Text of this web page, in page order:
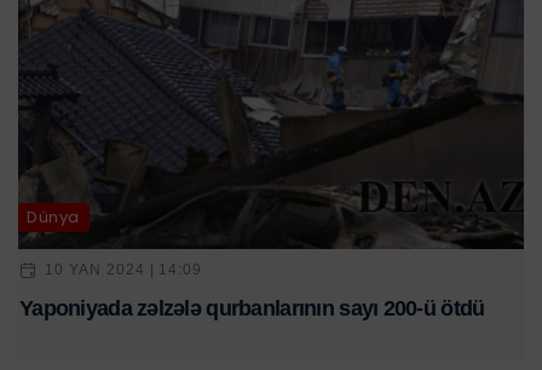
Dünya
10 YAN 2024 | 14:09
Yaponiyada zəlzələ qurbanlarının sayı 200-ü ötdü